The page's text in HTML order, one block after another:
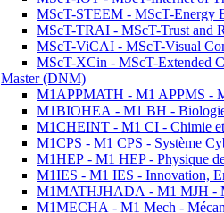
MScT-STEEM - MScT-Energy
MScT-TRAI - MScT-Trust and
MScT-ViCAI - MScT-Visual
MScT-XCin - MScT-Extended
Master (DNM)
M1APPMATH - M1 APPMS -
M1BIOHEA - M1 BH -
M1CHEINT - M1 CI - Chimie
M1CPS - M1 CPS - Système
M1HEP - M1 HEP - Physique
M1IES - M1 IES - Innovation,
M1MATHJHADA - M1 MJH -
M1MECHA - M1 Mech -